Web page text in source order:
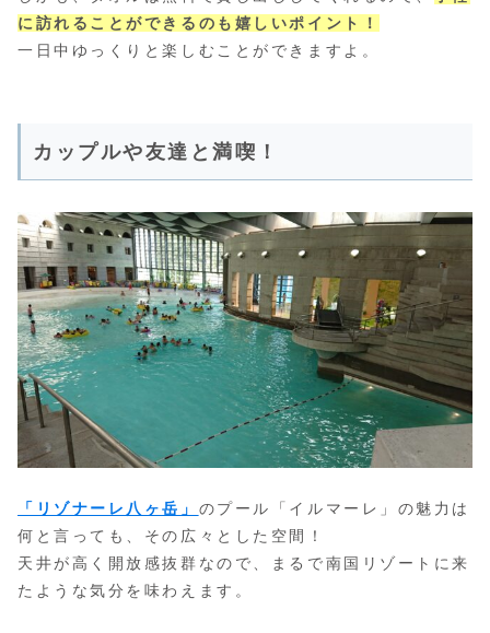
に訪れることができるのも嬉しいポイント！
一日中ゆっくりと楽しむことができますよ。
カップルや友達と満喫！
「リゾナーレ八ヶ岳」 のプール「イルマーレ」の魅力は
何と言っても、その広々とした空間！
天井が高く開放感抜群なので、まるで南国リゾートに来
たような気分を味わえます。